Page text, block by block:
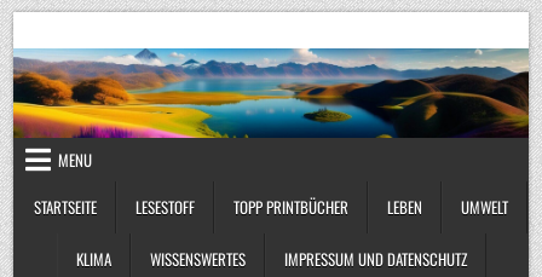
Skip
to
content
UmweltKlima.com
MENU
STARTSEITE
LESESTOFF TOPP PRINTBÜCHER LEBEN UMWELT
KLIMA WISSENSWERTES IMPRESSUM UND DATENSCHUTZ